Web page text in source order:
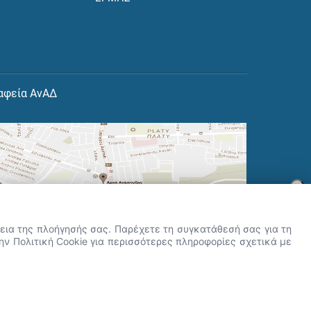
ΑνΑΔ
×
σήμερα.
της πλοήγησής σας. Παρέχετε τη συγκατάθεσή σας για τη
Cookie για περισσότερες πληροφορίες σχετικά με